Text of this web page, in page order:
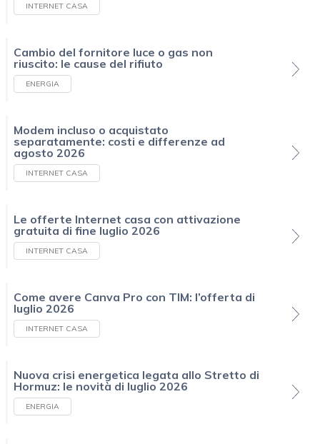
INTERNET CASA
Cambio del fornitore luce o gas non
riuscito: le cause del rifiuto
ENERGIA
Modem incluso o acquistato
separatamente: costi e differenze ad
agosto 2026
INTERNET CASA
Le offerte Internet casa con attivazione
gratuita di fine luglio 2026
INTERNET CASA
Come avere Canva Pro con TIM: l’offerta di
luglio 2026
INTERNET CASA
Nuova crisi energetica legata allo Stretto di
Hormuz: le novità di luglio 2026
ENERGIA